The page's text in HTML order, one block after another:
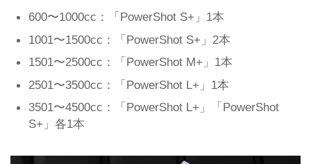
600〜1000cc：「PowerShot S+」1本
1001〜1500cc：「PowerShot S+」2本
1501〜2500cc：「PowerShot M+」1本
2501〜3500cc：「PowerShot L+」1本
3501〜4500cc：「PowerShot L+」「PowerShot
S+」各1本